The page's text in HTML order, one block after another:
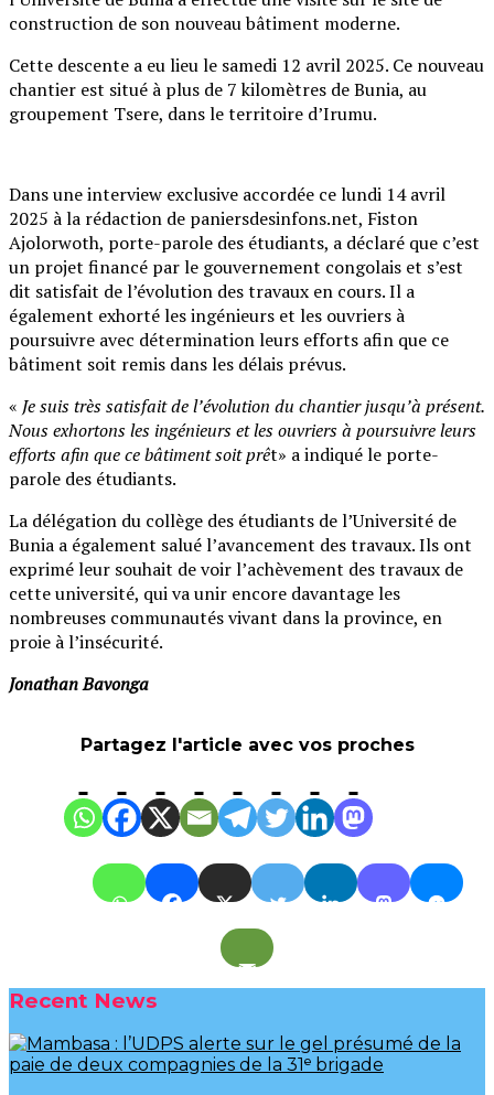
construction de son nouveau bâtiment moderne.
Cette descente a eu lieu le samedi 12 avril 2025. Ce nouveau
chantier est situé à plus de 7 kilomètres de Bunia, au
groupement Tsere, dans le territoire d’Irumu.
Dans une interview exclusive accordée ce lundi 14 avril
2025 à la rédaction de paniersdesinfons.net, Fiston
Ajolorwoth, porte-parole des étudiants, a déclaré que c’est
un projet financé par le gouvernement congolais et s’est
dit satisfait de l’évolution des travaux en cours. Il a
également exhorté les ingénieurs et les ouvriers à
poursuivre avec détermination leurs efforts afin que ce
bâtiment soit remis dans les délais prévus.
« Je suis très satisfait de l’évolution du chantier jusqu’à présent.
Nous exhortons les ingénieurs et les ouvriers à poursuivre leurs
efforts afin que ce bâtiment soit prêt» a indiqué le porte-
parole des étudiants.
La délégation du collège des étudiants de l’Université de
Bunia a également salué l’avancement des travaux. Ils ont
exprimé leur souhait de voir l’achèvement des travaux de
cette université, qui va unir encore davantage les
nombreuses communautés vivant dans la province, en
proie à l’insécurité.
Jonathan Bavonga
Partagez l'article avec vos proches
Recent News